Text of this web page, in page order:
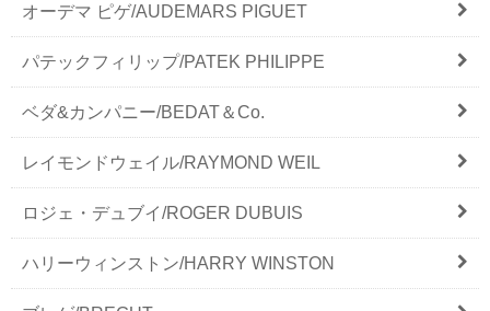
オーデマ ピゲ/AUDEMARS PIGUET
パテックフィリップ/PATEK PHILIPPE
ベダ&カンパニー/BEDAT＆Co.
レイモンドウェイル/RAYMOND WEIL
ロジェ・デュブイ/ROGER DUBUIS
ハリーウィンストン/HARRY WINSTON